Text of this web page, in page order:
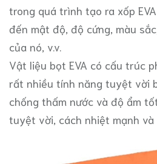
trong quá trình tạo ra xốp
đến mật độ, độ cứng, màu
của nó, v.v.
Vật liệu bọt EVA có cấu trúc
rất nhiều tính năng tuyệt vời
chống thấm nước và độ ẩm
tuyệt vời, cách nhiệt mạnh và